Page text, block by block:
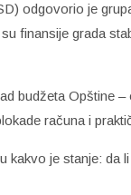
odgovorio je
finansije grada
budžeta Opštine
računa i
je stanje: da